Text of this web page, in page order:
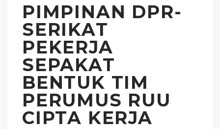
PIMPINAN DPR-
SERIKAT
PEKERJA
SEPAKAT
BENTUK TIM
PERUMUS RUU
CIPTA KERJA